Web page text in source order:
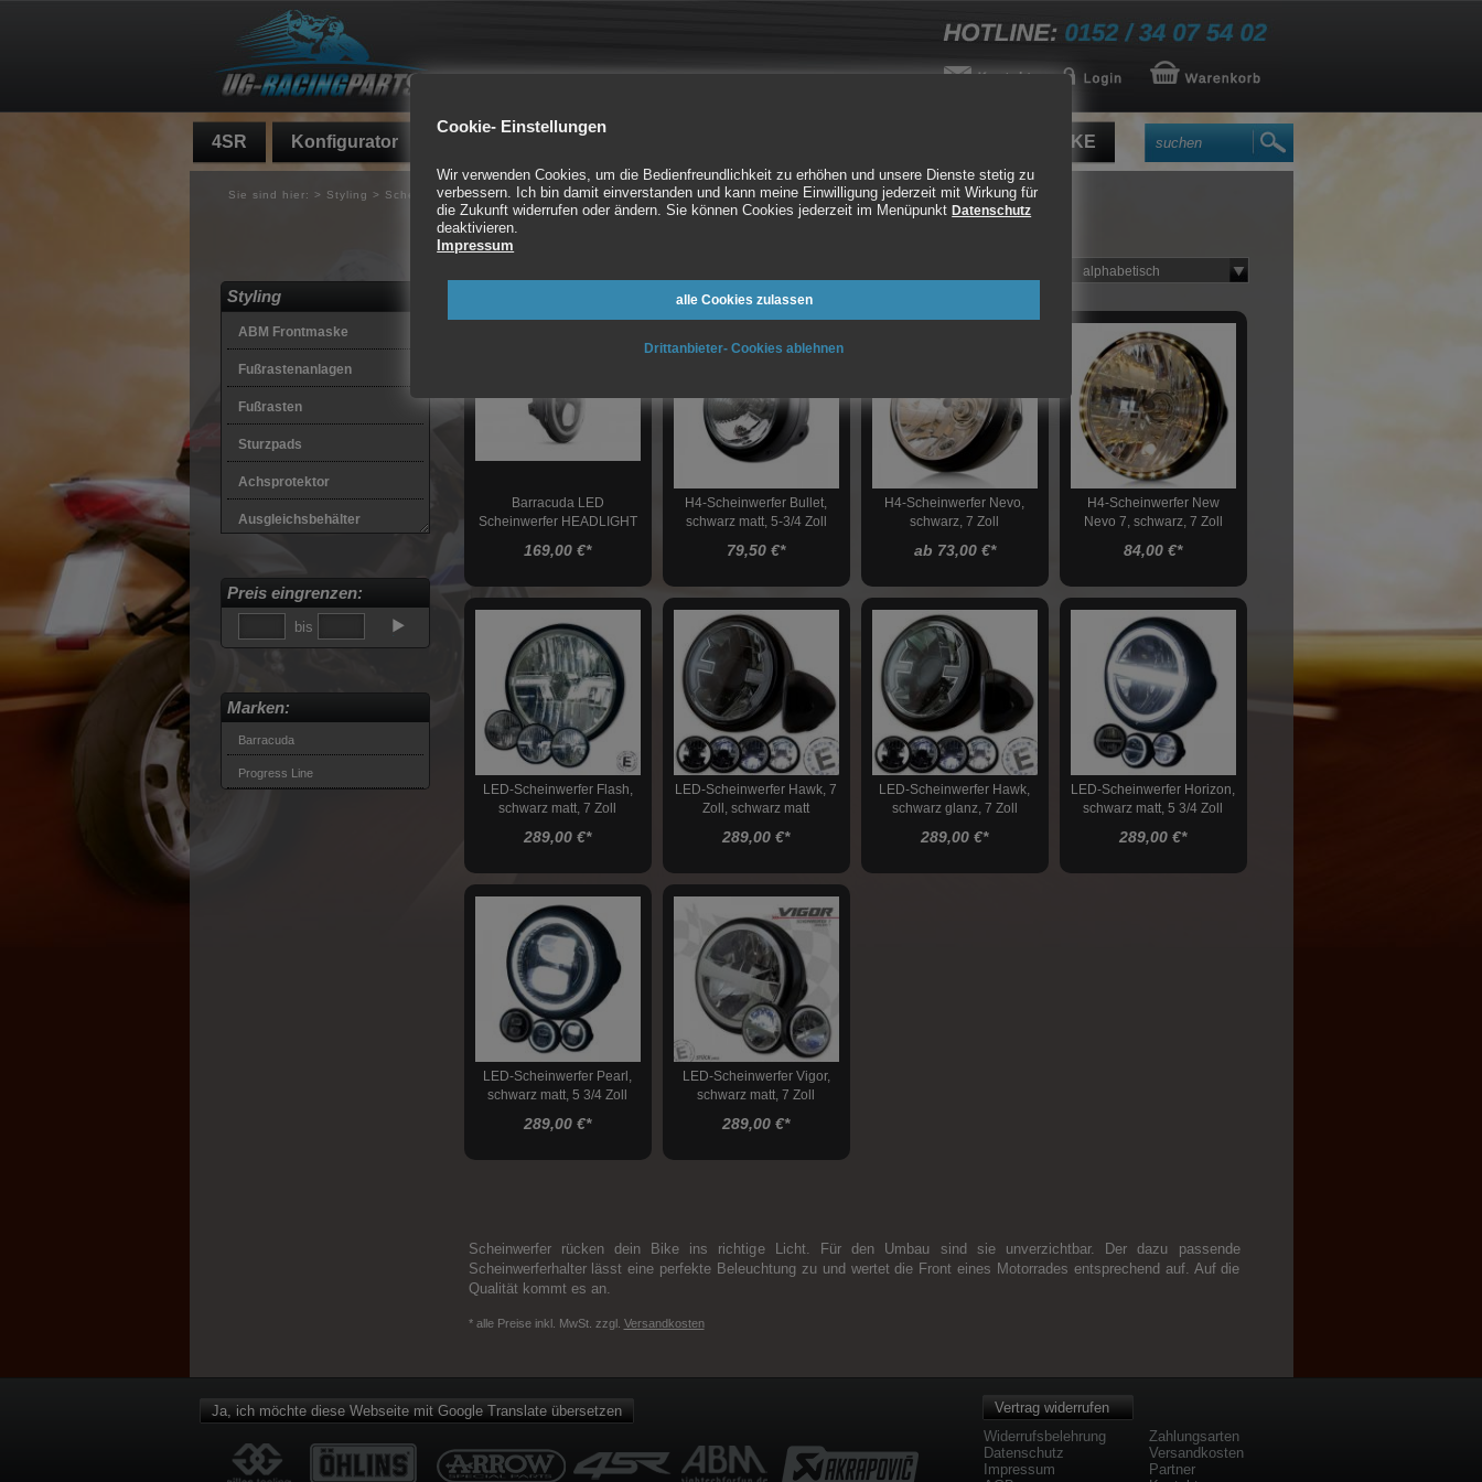
alle Cookies zulassen
Drittanbieter- Cookies ablehnen
Cookie- Einstellungen
Wir verwenden Cookies, um die Bedienfreundlichkeit zu erhöhen und unsere Dienste stetig zu
verbessern. Ich bin damit einverstanden und kann meine Einwilligung jederzeit mit Wirkung für
die Zukunft widerrufen oder ändern. Sie können Cookies jederzeit im MenüpunktDatenschutz
deaktivieren.
Impressum
4SR Konfigurator Auspuff DUCABIKE
Sie sind hier: > Styling > Scheinwerfer
Scheinwerfer, Blinker, Rückleuchten, LED Scheinwerfer
alphabetisch
Barracuda LED
Scheinwerfer HEADLIGHT
169,00 €*
H4-Scheinwerfer Bullet,
schwarz matt, 5-3/4 Zoll
79,50 €*
H4-Scheinwerfer Nevo,
schwarz, 7 Zoll
ab 73,00 €*
H4-Scheinwerfer New
Nevo 7, schwarz, 7 Zoll
84,00 €*
LED-Scheinwerfer Flash,
schwarz matt, 7 Zoll
289,00 €*
LED-Scheinwerfer Hawk, 7
Zoll, schwarz matt
289,00 €*
LED-Scheinwerfer Hawk,
schwarz glanz, 7 Zoll
289,00 €*
LED-Scheinwerfer Horizon,
schwarz matt, 5 3/4 Zoll
289,00 €*
LED-Scheinwerfer Pearl,
schwarz matt, 5 3/4 Zoll
289,00 €*
LED-Scheinwerfer Vigor,
schwarz matt, 7 Zoll
289,00 €*
Scheinwerfer rücken dein Bike ins richtige Licht. Für den Umbau sind sie unverzichtbar. Der dazu passende
Scheinwerferhalter lässt eine perfekte Beleuchtung zu und wertet die Front eines Motorrades entsprechend auf. Auf die
Qualität kommt es an.
* alle Preise inkl. MwSt. zzgl. Versandkosten
Styling
ABM Frontmaske
Fußrastenanlagen
Fußrasten
Sturzpads
Achsprotektor
Ausgleichsbehälter
Öleinfüllschrauben
Digitalinstrumente
Lenker
Lenkergriffe
Lenkerenden
Preis eingrenzen:
bis
Marken:
Barracuda
Progress Line
Vertrag widerrufen
Widerrufsbelehrung
Zahlungsarten
Datenschutz
Versandkosten
Impressum
Partner
Ja, ich möchte diese Webseite mit Google Translate übersetzen